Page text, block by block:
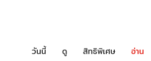
วันนี้ ดู สิทธิพิเศษ อ่าน